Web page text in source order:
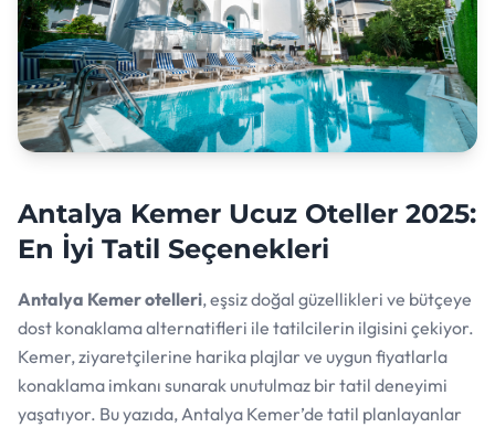
Antalya Kemer Ucuz Oteller 2025:
En İyi Tatil Seçenekleri
Antalya Kemer otelleri, eşsiz doğal güzellikleri ve bütçeye
dost konaklama alternatifleri ile tatilcilerin ilgisini çekiyor.
Kemer, ziyaretçilerine harika plajlar ve uygun fiyatlarla
konaklama imkanı sunarak unutulmaz bir tatil deneyimi
yaşatıyor. Bu yazıda, Antalya Kemer’de tatil planlayanlar